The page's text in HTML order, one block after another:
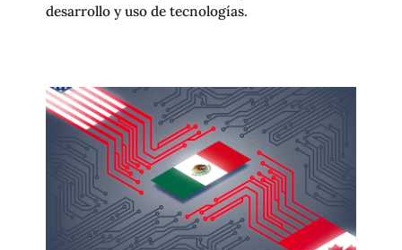
desarrollo y uso de tecnologías.